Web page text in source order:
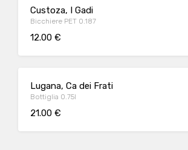
Custoza, I Gadi
Bicchiere PET 0.187
12.00 €
Lugana, Ca dei Frati
Bottiglia 0.75l
21.00 €